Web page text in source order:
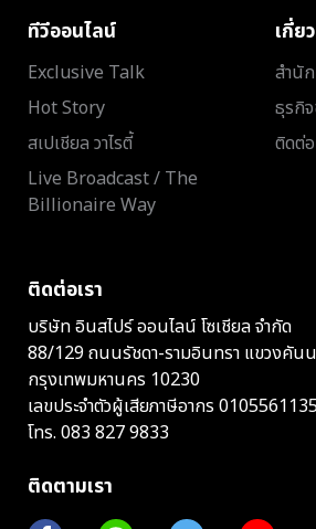
ทีวีออนไลน์
Exclusive Talk
Hot Story
สเปเชียล วาไรตี้
Live Broadcast / The
Billionaire Way
เกี่ย
สำนั
ธุรกิจ
ติดต่อ
ติดต่อเรา
บริษัท อินสไปร์ ออนไลน์ โซเชียล จำกัด
88/129 ถนนรัชดา-รามอินทรา แขวงคันน
กรุงเทพมหานคร 10230
เลขประจำตัวผู้เสียภาษีอากร
โทร. 083 827 9833
ติดตามเรา